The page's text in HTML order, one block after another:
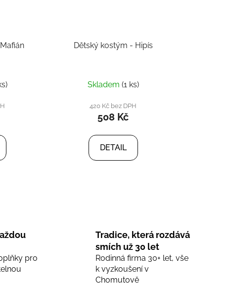
Dětský kostým - Hipís
Skladem (1 ks)
420 Kč bez DPH
508 Kč
DETAIL
pro
Tradice, která rozdává
smích už 30 let
Rodinná firma 30+ let, vše
k vyzkoušení v
Chomutově